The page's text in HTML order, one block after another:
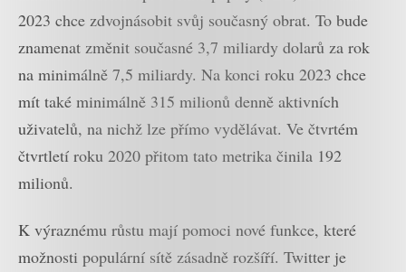
2023 chce zdvojnásobit svůj současný obrat. To bude
znamenat změnit současné 3,7 miliardy dolarů za rok
na minimálně 7,5 miliardy. Na konci roku 2023 chce
mít také minimálně 315 milionů denně aktivních
uživatelů, na nichž lze přímo vydělávat. Ve čtvrtém
čtvrtletí roku 2020 přitom tato metrika činila 192
milionů.
K výraznému růstu mají pomoci nové funkce, které
možnosti populární sítě zásadně rozšíří. Twitter je